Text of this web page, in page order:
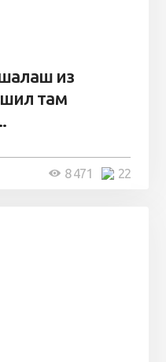
из
там
22
8 471